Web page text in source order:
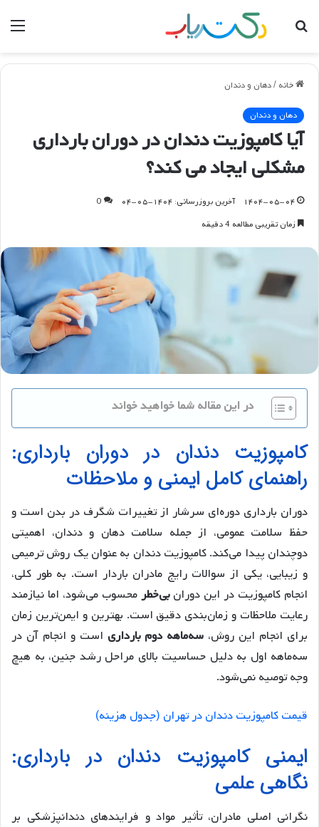
جستجو
خانه /دهان و دندان
دهان و دندان
آیا کامپوزیت دندان در دوران بارداری
مشکلی ایجاد می کند؟
۱۴۰۴-۰۵-۰۴ آخرین بروزرسانی: ۱۴۰۴-۰۵-۰۴
0
زمان تقریبی مطالعه 4 دقیقه
در این مقاله شما خواهید خواند
کامپوزیت دندان در دوران بارداری:
راهنمای کامل ایمنی و ملاحظات
دوران بارداری دوره‌ای سرشار از تغییرات شگرف در بدن است و
حفظ سلامت عمومی، از جمله سلامت دهان و دندان، اهمیتی
دوچندان پیدا می‌کند. کامپوزیت دندان به عنوان یک روش ترمیمی
و زیبایی، یکی از سوالات رایج مادران باردار است. به طور کلی،
انجام کامپوزیت در این دورانبی‌خطرمحسوب می‌شود، اما نیازمند
رعایت ملاحظات و زمان‌بندی دقیق است. بهترین و ایمن‌ترین زمان
برای انجام این روش، سه‌ماهه دوم بارداری است و انجام آن در
سه‌ماهه اول به دلیل حساسیت بالای مراحل رشد جنین، به هیچ
وجه توصیه نمی‌شود.
قیمت کامپوزیت دندان در تهران (جدول هزینه)
ایمنی کامپوزیت دندان در بارداری:
نگاهی علمی
نگرانی اصلی مادران، تأثیر مواد و فرایندهای دندانپزشکی بر